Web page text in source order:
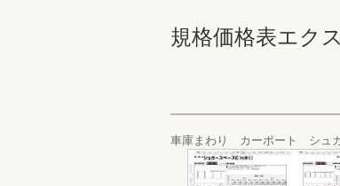
規格価格表エク
車庫まわり カーポート シュ